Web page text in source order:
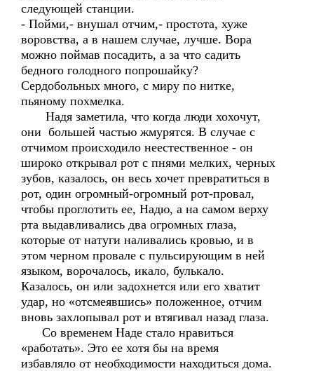
следующей станции.
- Пойми,- внушал отчим,- простота, хуже
воровства, а в нашем случае, лучше. Вора
можно поймав посадить, а за что садить
бедного голодного попрошайку?
Сердобольных много, с миру по нитке,
пьяному похмелка.
Надя заметила, что когда люди хохочут,
они большей частью жмурятся. В случае с
отчимом происходило неестественное - он
широко открывал рот с пнями мелких, черных
зубов, казалось, он весь хочет превратиться в
рот, один огромный-огромный рот-провал,
чтобы проглотить ее, Надю, а на самом верху
рта выдавливались два огромных глаза,
которые от натуги наливались кровью, и в
этом черном провале с пульсирующим в ней
языком, ворочалось, икало, булькало.
Казалось, он или задохнется или его хватит
удар, но «отсмеявшись» положенное, отчим
вновь захлопывал рот и втягивал назад глаза.
Со временем Наде стало нравиться
«работать». Это ее хотя бы на время
избавляло от необходимости находиться дома.